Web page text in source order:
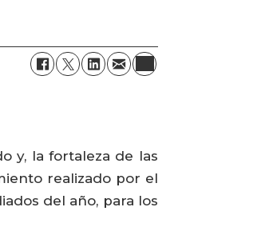
y, la fortaleza de las
realizado por el
del año, para los